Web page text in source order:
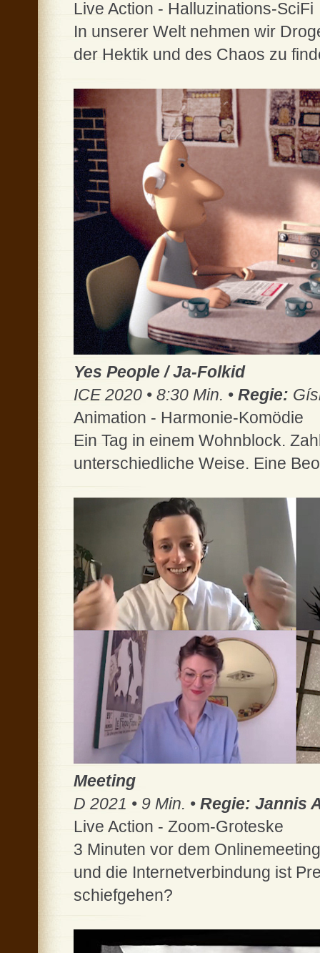
Live Action - Halluzinations-SciFi
In unserer Welt nehmen wir
der Hektik und des Chaos zu
Yes People / Ja-Folkid
ICE 2020 • 8:30 Min. • Regie:
Animation - Harmonie-Komödie
Ein Tag in einem Wohnblock.
unterschiedliche Weise. Eine
Meeting
D 2021 • 9 Min. • Regie: Jannis
Live Action - Zoom-Groteske
3 Minuten vor dem
und die Internetverbindung ist
schiefgehen?